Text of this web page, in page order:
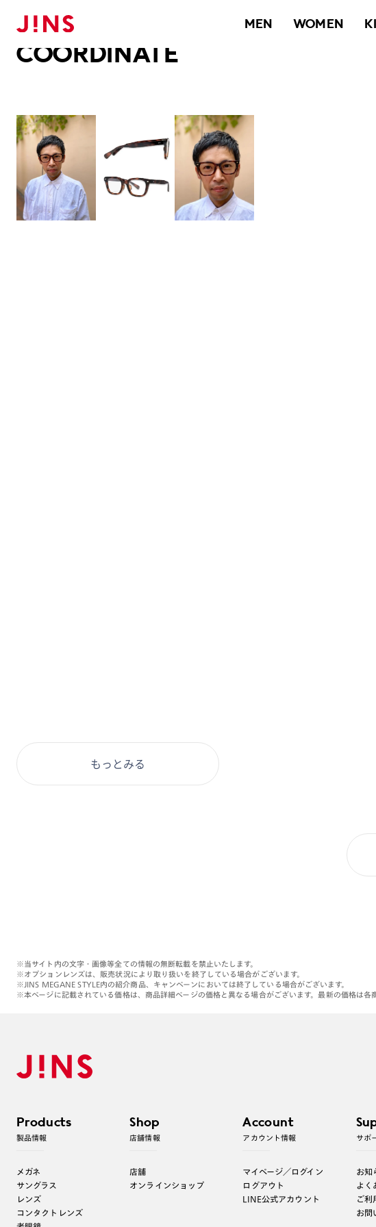
MEN WOMEN
メガネのJINS TOP
COORDINATE
もっとみる
※当サイト内の文字・画像等全ての情報の無断転載を禁止いたします。
※オプションレンズは、販売状況により取り扱いを終了している場合がございます。
※JINS MEGANE STYLE内の紹介商品、キャンペーンにおいては終了している場合がございます。
※本ページに記載されている価格は、商品詳細ページの価格と異なる場合がございます。最新の価格は各
Products
製品情報
メガネ
サングラス
レンズ
コンタクトレンズ
Shop
店舗情報
店舗
オンラインショップ
Account
アカウント情報
マイページ／ログイン
ログアウト
LINE公式アカウント
サポ
お知
よく
ご利
お問